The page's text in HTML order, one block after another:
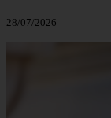
28/07/2026